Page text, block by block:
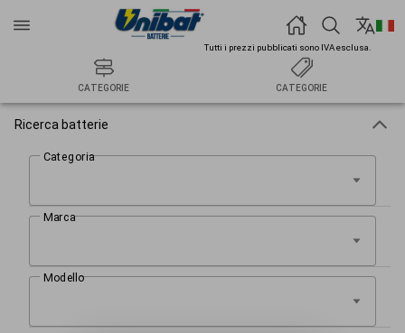
Tutti i prezzi pubblicati sono IVA esclusa.
CATEGORIE CATEGORIE
Ricerca batterie